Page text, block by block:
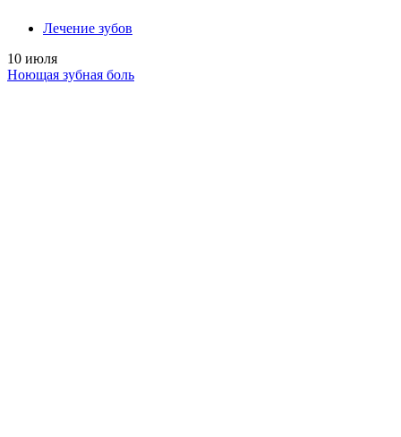
Лечение зубов
10 июля
Ноющая зубная боль